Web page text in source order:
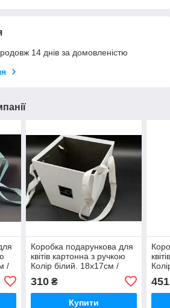
14 днів за домовленістю
/
Коробка подарункова для
квітів картонна з ручкою
Колір білий. 18х17см /
Коробка подарункова для
квітів картонна з ручкою
Колір
310₴
Купити